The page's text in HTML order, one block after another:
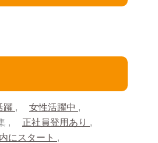
躍
女性活躍中
正社員登用あり
にスタート